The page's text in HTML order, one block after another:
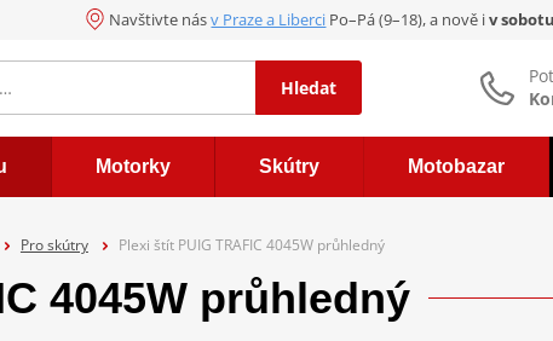
Navštivte násv Praze a Liberci Po–Pá (9–18), a nově iv sobotu
Hledat
Motorky Skútry Motobazar
Pro skútry Plexi štít PUIG TRAFIC 4045W průhledný
4045W průhledný